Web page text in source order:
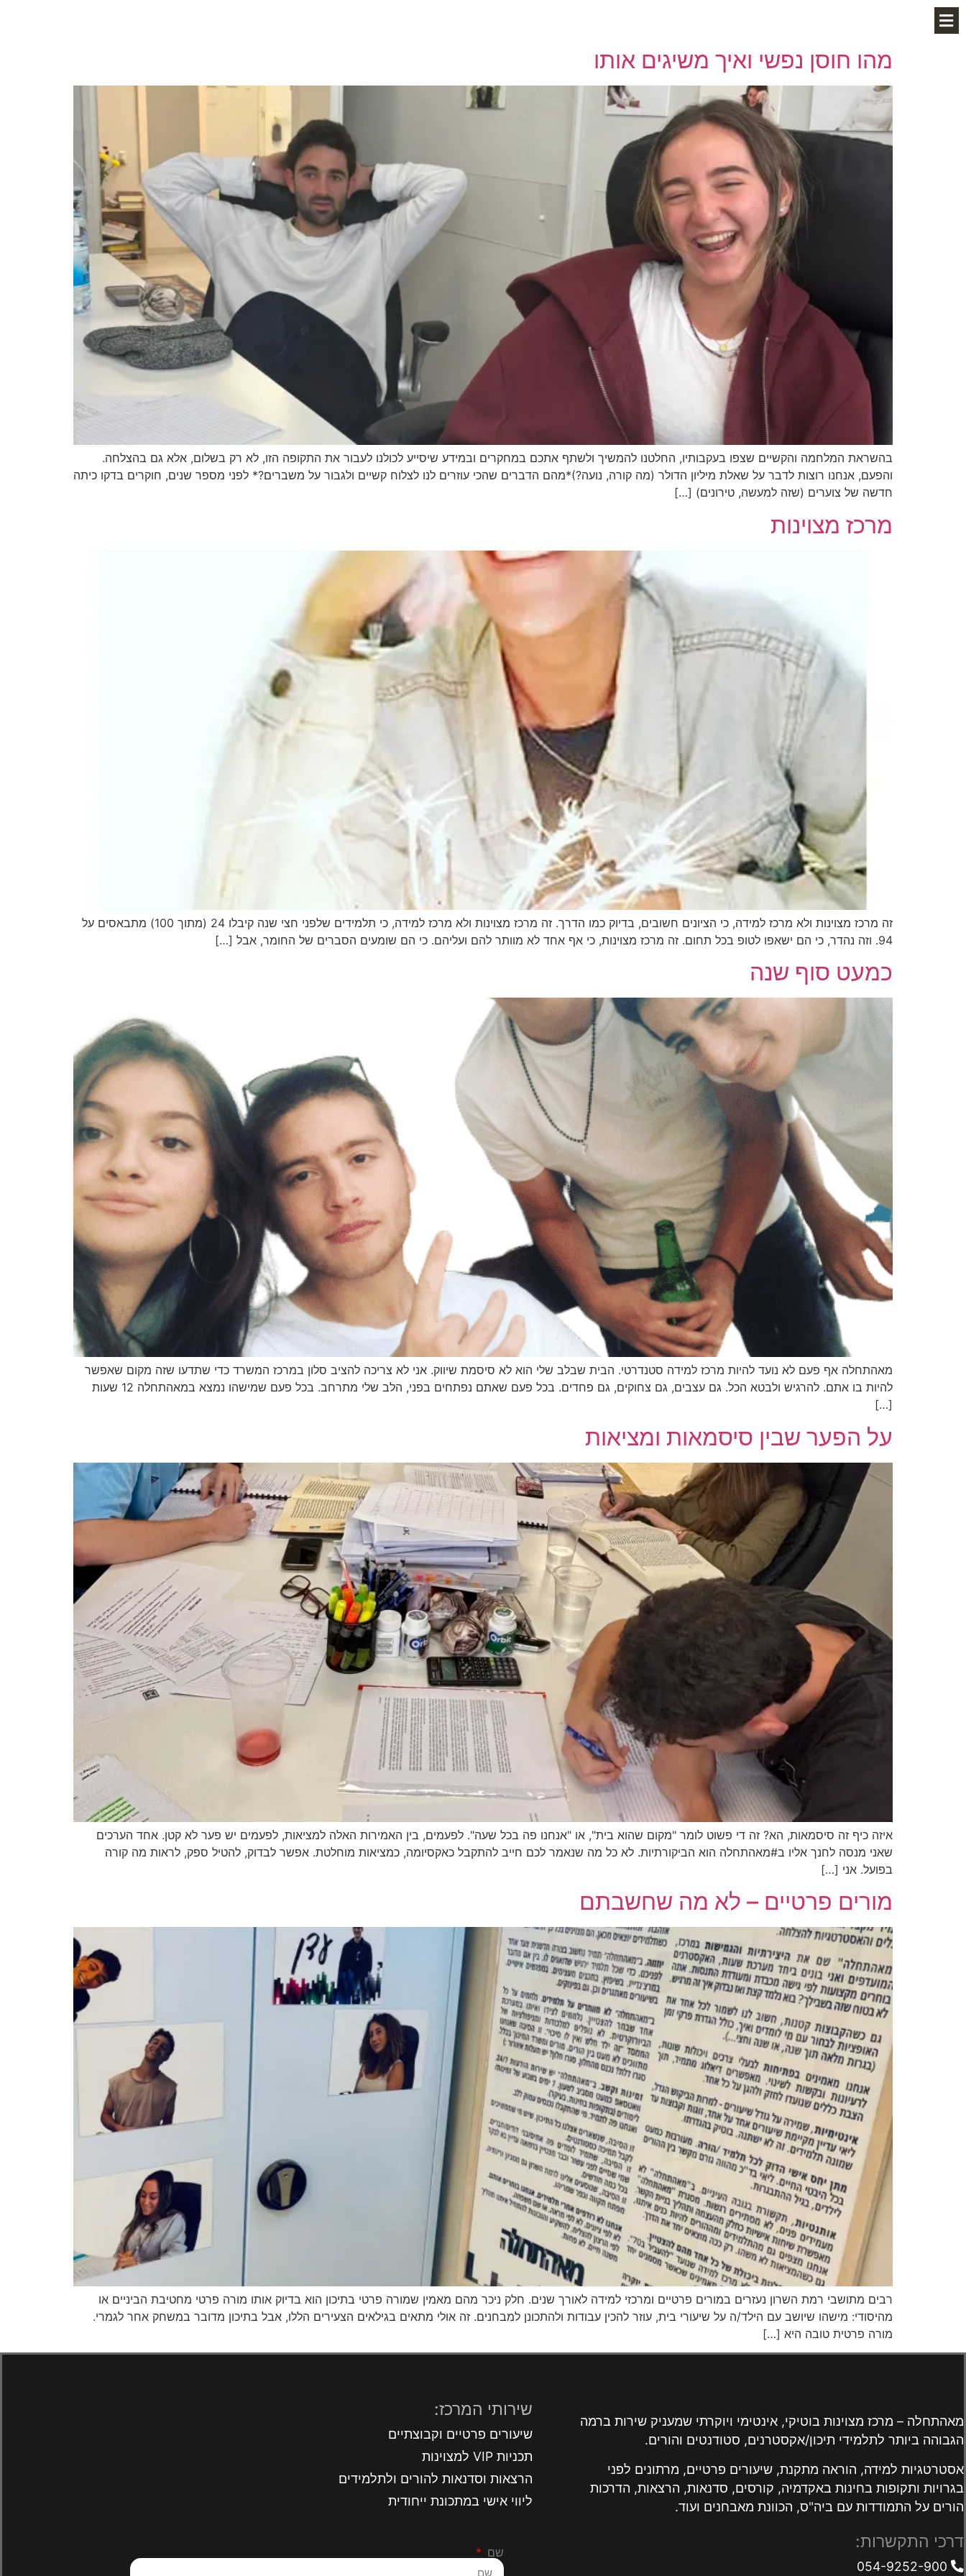
מהו חוסן נפשי ואיך משיגים אותו
בהשראת המלחמה והקשיים שצפו בעקבותיו, החלטנו להמשיך ולשתף אתכם במחקרים ובמידע שיסייע לכולנו לעבור את התקופה הזו, לא רק בשלום, אלא גם בהצלחה.
והפעם, אנחנו רוצות לדבר על שאלת מיליון הדולר (מה קורה, נועה?)*מהם הדברים שהכי עוזרים לנו לצלוח קשיים ולגבור על משברים?* לפני מספר שנים, חוקרים בדקו כיתה
חדשה של צוערים (שזה למעשה, טירונים) […]
מרכז מצוינות
זה מרכז מצוינות ולא מרכז למידה, כי הציונים חשובים, בדיוק כמו הדרך. זה מרכז מצוינות ולא מרכז למידה, כי תלמידים שלפני חצי שנה קיבלו 24 (מתוך 100) מתבאסים על
94. וזה נהדר, כי הם ישאפו לטופ בכל תחום. זה מרכז מצוינות, כי אף אחד לא מוותר להם ועליהם. כי הם שומעים הסברים של החומר, אבל […]
כמעט סוף שנה
מאהתחלה אף פעם לא נועד להיות מרכז למידה סטנדרטי. הבית שבלב שלי הוא לא סיסמת שיווק. אני לא צריכה להציב סלון במרכז המשרד כדי שתדעו שזה מקום שאפשר
להיות בו אתם. להרגיש ולבטא הכל. גם עצבים, גם צחוקים, גם פחדים. בכל פעם שאתם נפתחים בפני, הלב שלי מתרחב. בכל פעם שמישהו נמצא במאהתחלה 12 שעות
[…]
על הפער שבין סיסמאות ומציאות
איזה כיף זה סיסמאות, הא? זה די פשוט לומר "מקום שהוא בית", או "אנחנו פה בכל שעה". לפעמים, בין האמירות האלה למציאות, לפעמים יש פער לא קטן. אחד הערכים
שאני מנסה לחנך אליו ב#מאהתחלה הוא הביקורתיות. לא כל מה שנאמר לכם חייב להתקבל כאקסיומה, כמציאות מוחלטת. אפשר לבדוק, להטיל ספק, לראות מה קורה
בפועל. אני […]
מורים פרטיים – לא מה שחשבתם
רבים מתושבי רמת השרון נעזרים במורים פרטיים ומרכזי למידה לאורך שנים. חלק ניכר מהם מאמין שמורה פרטי בתיכון הוא בדיוק אותו מורה פרטי מחטיבת הביניים או
מהיסודי: מישהו שיושב עם הילד/ה על שיעורי בית, עוזר להכין עבודות ולהתכונן למבחנים. זה אולי מתאים בגילאים הצעירים הללו, אבל בתיכון מדובר במשחק אחר לגמרי.
מורה פרטית טובה היא […]
מאהתחלה – מרכז מצוינות בוטיקי, אינטימי ויוקרתי שמעניק שירות ברמה
הגבוהה ביותר לתלמידי תיכון/אקסטרנים, סטודנטים והורים.
אסטרטגיות למידה, הוראה מתקנת, שיעורים פרטיים, מרתונים לפני
בגרויות ותקופות בחינות באקדמיה, קורסים, סדנאות, הרצאות, הדרכות
הורים על התמודדות עם ביה"ס, הכוונת מאבחנים ועוד.
דרכי התקשרות:
שירותי המרכז:
שיעורים פרטיים וקבוצתיים
תכניות VIP למצוינות
הרצאות וסדנאות להורים ולתלמידים
ליווי אישי במתכונת ייחודית
שם